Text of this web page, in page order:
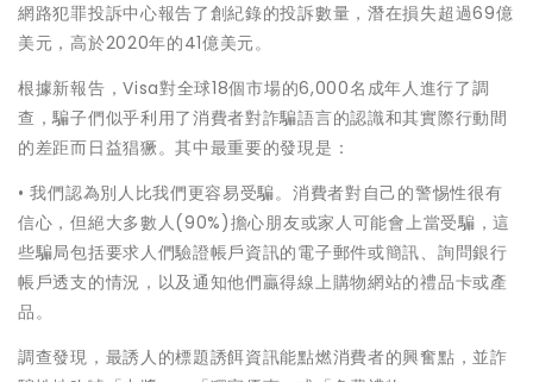
網路犯罪投訴中心報告了創紀錄的投訴數量，潛在損失超過69億
美元，高於2020年的41億美元。
根據新報告，Visa對全球18個市場的6,000名成年人進行了調
查，騙子們似乎利用了消費者對詐騙語言的認識和其實際行動間
的差距而日益猖獗。其中最重要的發現是：
• 我們認為別人比我們更容易受騙。消費者對自己的警惕性很有
信心，但絕大多數人(90%)擔心朋友或家人可能會上當受騙，這
些騙局包括要求人們驗證帳戶資訊的電子郵件或簡訊、詢問銀行
帳戶透支的情況，以及通知他們贏得線上購物網站的禮品卡或產
品。
調查發現，最誘人的標題誘餌資訊能點燃消費者的興奮點，並詐